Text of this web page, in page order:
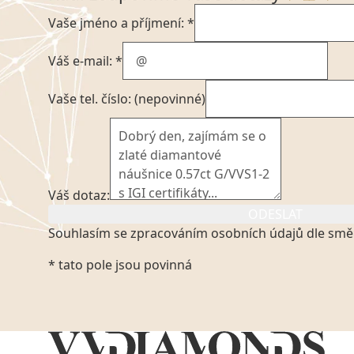
Vaše jméno a příjmení: *
Váš e-mail: *
Vaše tel. číslo: (nepovinné)
Váš dotaz:
Souhlasím se zpracováním osobních údajů dle
Kliknutím na výše uvedený odkaz, v souladu se
platném znění výslovně souhlasím se zpracováním
VVDiamonds s.r.o., IČO: 05892481, jako správci
* tato pole jsou povinná